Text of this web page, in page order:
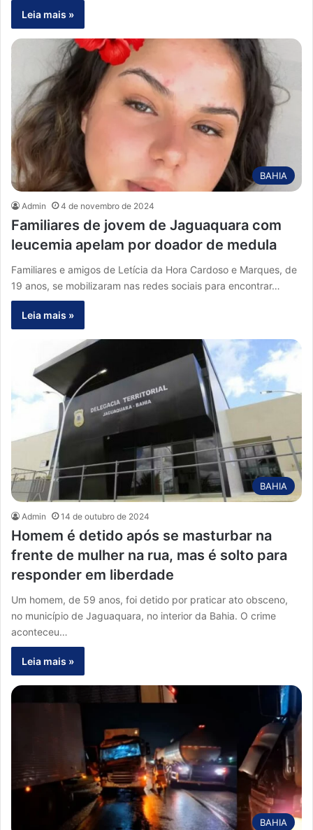
Leia mais »
BAHIA
Admin 4 de novembro de 2024
Familiares de jovem de Jaguaquara com
leucemia apelam por doador de medula
Familiares e amigos de Letícia da Hora Cardoso e Marques, de
19 anos, se mobilizaram nas redes sociais para encontrar…
Leia mais »
BAHIA
Admin 14 de outubro de 2024
Homem é detido após se masturbar na
frente de mulher na rua, mas é solto para
responder em liberdade
Um homem, de 59 anos, foi detido por praticar ato obsceno,
no município de Jaguaquara, no interior da Bahia. O crime
aconteceu…
Leia mais »
BAHIA